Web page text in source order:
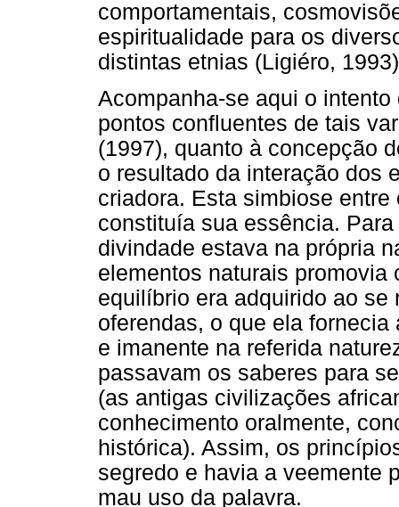
comportamentais,
espiritualidade para os
distintas etnias (Ligiéro,
Acompanha-se aqui o
pontos confluentes de tais
(1997), quanto à concepção
o resultado da interação dos
criadora. Esta simbiose
constituía sua essência.
divindade estava na própria
elementos naturais
equilíbrio era adquirido ao se
oferendas, o que ela
e imanente na referida
passavam os saberes para
(as antigas civilizações
conhecimento oralmente,
histórica). Assim, os
segredo e havia a veemente
mau uso da palavra.